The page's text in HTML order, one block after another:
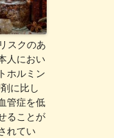
スクのあ
人におい
ホルミン
に比し
管症を低
ることが
れてい